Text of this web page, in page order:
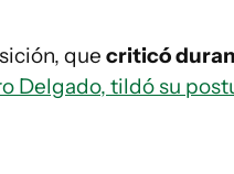
que criticó
Delgado, tildó su